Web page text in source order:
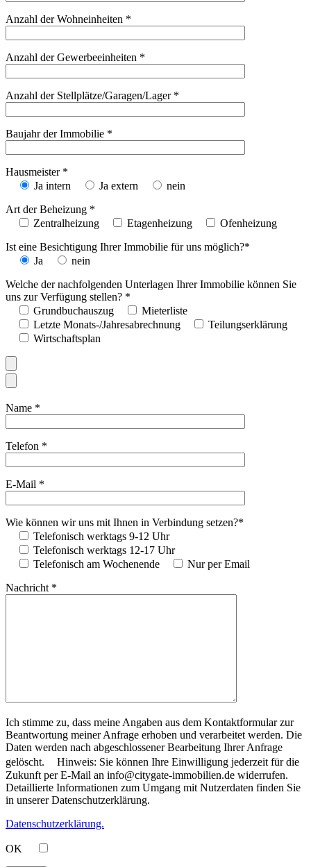
Anzahl der Wohneinheiten *
Anzahl der Gewerbeeinheiten *
Anzahl der Stellplätze/Garagen/Lager *
Baujahr der Immobilie *
Hausmeister *
Ja intern
Ja extern
nein
Art der Beheizung *
Zentralheizung
Etagenheizung
Ofenheizung
Ist eine Besichtigung Ihrer Immobilie für uns möglich?*
Ja
nein
Welche der nachfolgenden Unterlagen Ihrer Immobilie können Sie
uns zur Verfügung stellen? *
Grundbuchauszug
Mieterliste
Letzte Monats-/Jahresabrechnung
Teilungserklärung
Wirtschaftsplan
Name *
Telefon *
E-Mail *
Wie können wir uns mit Ihnen in Verbindung setzen?*
Telefonisch werktags 9-12 Uhr
Telefonisch werktags 12-17 Uhr
Telefonisch am Wochenende
Nur per Email
Nachricht *
Ich stimme zu, dass meine Angaben aus dem Kontaktformular zur
Beantwortung meiner Anfrage erhoben und verarbeitet werden. Die
Daten werden nach abgeschlossener Bearbeitung Ihrer Anfrage
gelöscht. Hinweis: Sie können Ihre Einwilligung jederzeit für die
Zukunft per E-Mail an info@citygate-immobilien.de widerrufen.
Detaillierte Informationen zum Umgang mit Nutzerdaten finden Sie
in unserer Datenschutzerklärung.
Datenschutzerklärung.
OK